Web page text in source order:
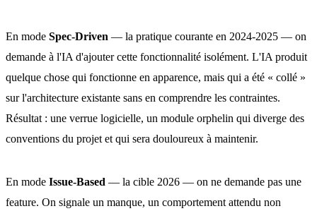
En mode Spec-Driven — la pratique courante en 2024-2025 — on
demande à l'IA d'ajouter cette fonctionnalité isolément. L'IA produit
quelque chose qui fonctionne en apparence, mais qui a été « collé »
sur l'architecture existante sans en comprendre les contraintes.
Résultat : une verrue logicielle, un module orphelin qui diverge des
conventions du projet et qui sera douloureux à maintenir.
En mode Issue-Based — la cible 2026 — on ne demande pas une
feature. On signale un manque, un comportement attendu non